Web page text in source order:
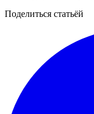
Поделиться статьёй